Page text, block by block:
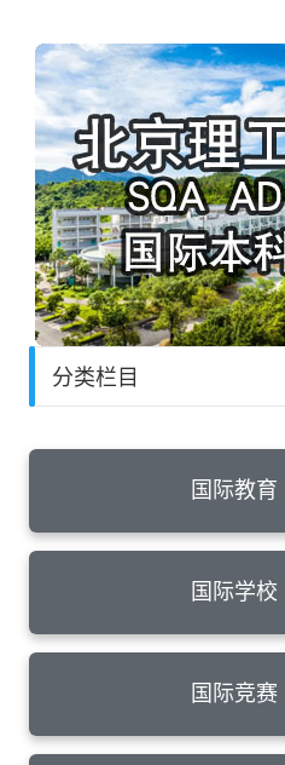
分类栏目
国际教育
国际学校
国际竞赛